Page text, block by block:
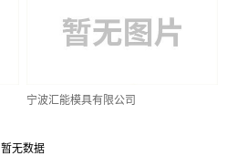
宁波汇能模具有限公司
暂无数据